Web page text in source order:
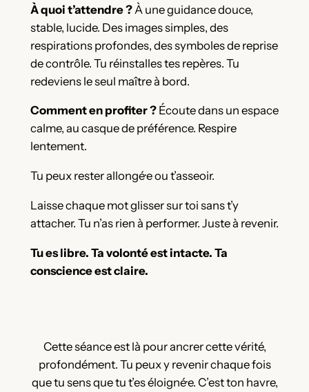
À quoi t’attendre ?À une guidance douce,
stable, lucide. Des images simples, des
respirations profondes, des symboles de reprise
de contrôle. Tu réinstalles tes repères. Tu
redeviens le seul maître à bord.
Comment en profiter ?Écoute dans un espace
calme, au casque de préférence. Respire
lentement.
Tu peux rester allongé·e ou t’asseoir.
Laisse chaque mot glisser sur toi sans t’y
attacher. Tu n’as rien à performer. Juste à revenir.
Tu es libre. Ta volonté est intacte. Ta
conscience est claire.
Cette séance est là pour ancrer cette vérité,
profondément. Tu peux y revenir chaque fois
que tu sens que tu t’es éloigné·e. C’est ton havre,